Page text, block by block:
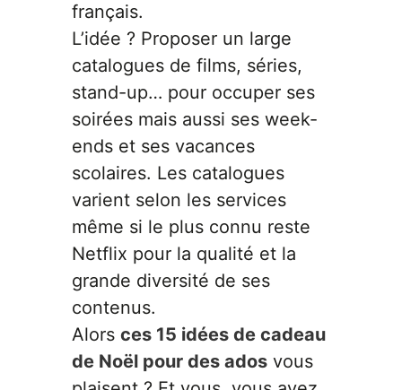
français.
L’idée ? Proposer un large
catalogues de films, séries,
stand-up… pour occuper ses
soirées mais aussi ses week-
ends et ses vacances
scolaires. Les catalogues
varient selon les services
même si le plus connu reste
Netflix pour la qualité et la
grande diversité de ses
contenus.
Alors ces 15 idées de cadeau
de Noël pour des ados vous